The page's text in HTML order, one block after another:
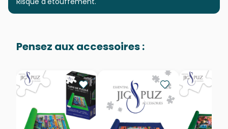
Age
Puzzle pour Adultes (500 à
Provenance Puzzles fabriqués en France
EAN 705988319778
Nombre de pièces 1000 pièces
Dimensions 48 x 67 cm
Pensez aux accessoires :